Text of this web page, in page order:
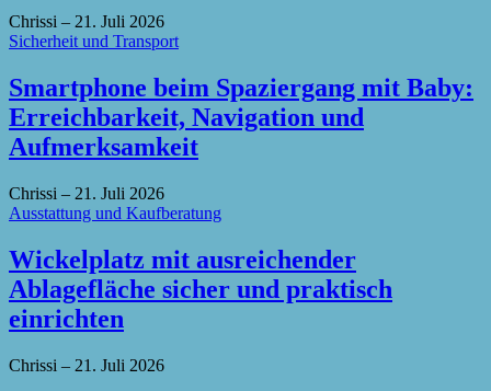
Chrissi – 21. Juli 2026
Sicherheit und Transport
Smartphone beim Spaziergang mit Baby:
Erreichbarkeit, Navigation und
Aufmerksamkeit
Chrissi – 21. Juli 2026
Ausstattung und Kaufberatung
Wickelplatz mit ausreichender
Ablagefläche sicher und praktisch
einrichten
Chrissi – 21. Juli 2026